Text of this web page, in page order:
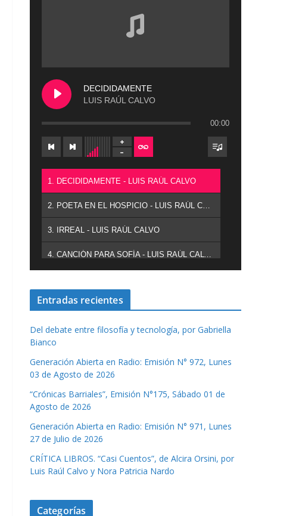
DECIDIDAMENTE
LUIS RAÚL CALVO
00:00
1. DECIDIDAMENTE - LUIS RAÚL CALVO
2. POETA EN EL HOSPICIO - LUIS RAÚL CALVO
3. IRREAL - LUIS RAÚL CALVO
Entradas recientes
Del debate entre filosofía y tecnología, por Gabriella
Bianco
Generación Abierta en Radio: Emisión N° 972, Lunes
03 de Agosto de 2026
“Crónicas Barriales”, Emisión N°175, Sábado 01 de
Agosto de 2026
Generación Abierta en Radio: Emisión N° 971, Lunes
27 de Julio de 2026
CRÍTICA LIBROS. “Casi Cuentos”, de Alcira Orsini, por
Luis Raúl Calvo y Nora Patricia Nardo
Categorías